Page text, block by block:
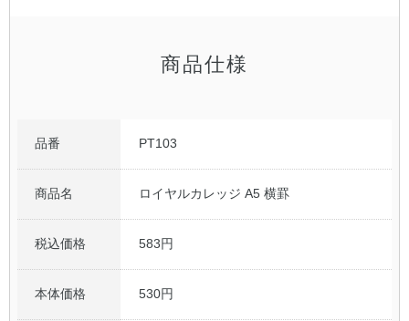
商品仕様
品番 PT103
商品名 ロイヤルカレッジ A5 横罫
税込価格 583円
本体価格 530円